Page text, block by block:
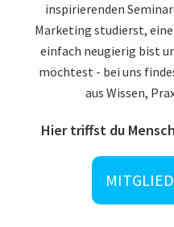
inspirierenden
Marketing studierst,
einfach neugierig bist
möchtest - bei uns
aus Wissen,